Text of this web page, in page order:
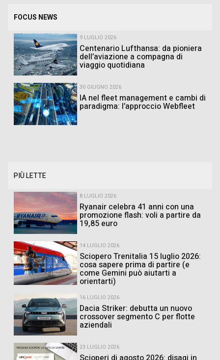
FOCUS NEWS
9 LUGLIO 2026
Centenario Lufthansa: da pioniera
dell’aviazione a compagna di
viaggio quotidiana
30 GIUGNO 2026
IA nel fleet management e cambi di
paradigma: l’approccio Webfleet
PIÙ LETTE
8 LUGLIO 2026
Ryanair celebra 41 anni con una
promozione flash: voli a partire da
19,85 euro
14 LUGLIO 2026
Sciopero Trenitalia 15 luglio 2026:
cosa sapere prima di partire (e
come Gemini può aiutarti a
orientarti)
16 LUGLIO 2026
Dacia Striker: debutta un nuovo
crossover segmento C per flotte
aziendali
23 LUGLIO 2026